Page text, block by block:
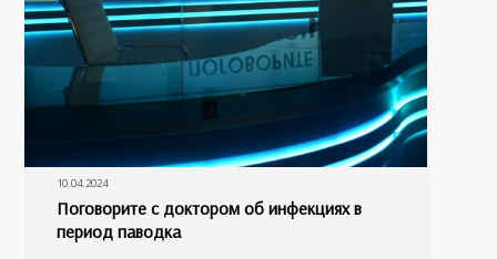
10.04.2024
Поговорите с доктором об инфекциях в
период паводка